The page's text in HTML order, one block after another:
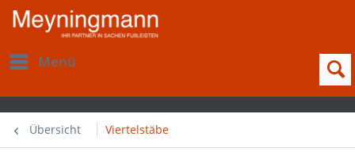
Menü
Übersicht Viertelstäbe